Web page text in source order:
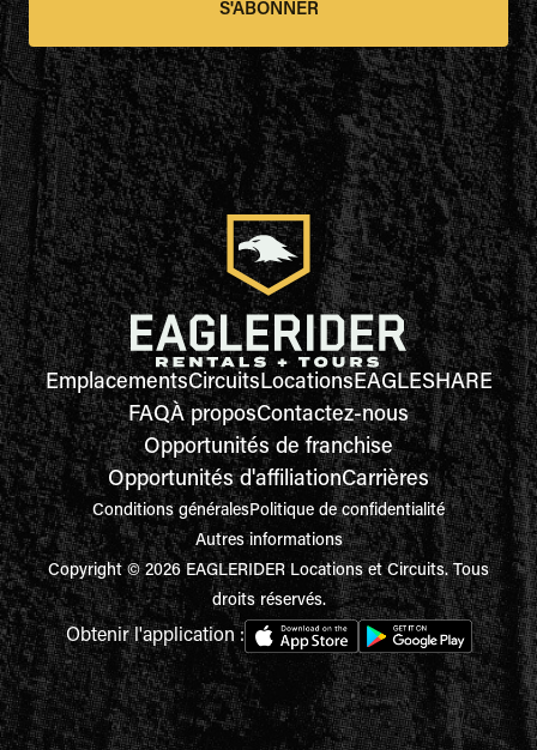
S'ABONNER
EmplacementsCircuitsLocationsEAGLESHARE
FAQÀ proposContactez-nous
Opportunités de franchise
Opportunités d'affiliationCarrières
Conditions généralesPolitique de confidentialité
Autres informations
Copyright © 2026 EAGLERIDER Locations et Circuits. Tous
droits réservés.
Obtenir l'application :